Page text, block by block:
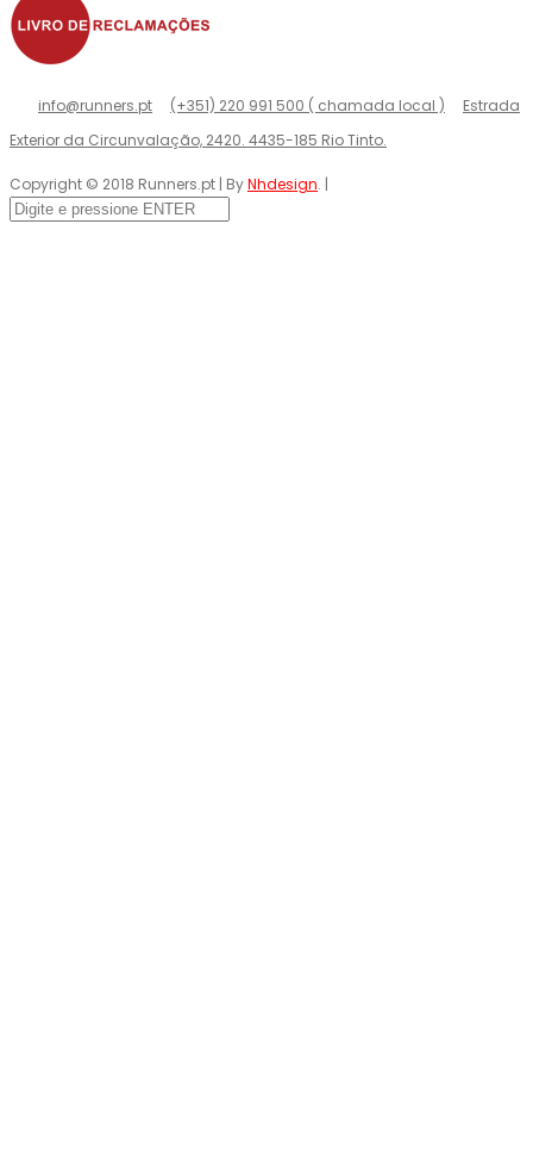
info@runners.pt (+351) 220 991 500 ( chamada local )
Estrada
Exterior da Circunvalação, 2420. 4435-185 Rio Tinto.
Copyright © 2018 Runners.pt | ByNhdesign. |